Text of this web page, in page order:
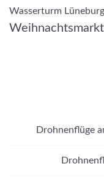
Wasserturm Lüneburg
Weihnachtsmarkt
Drohnenflüge